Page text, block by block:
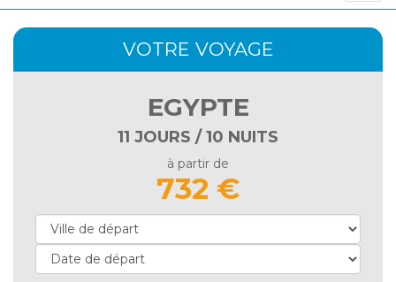
VOTRE VOYAGE
EGYPTE
11 JOURS / 10 NUITS
à partir de
732 €